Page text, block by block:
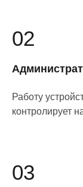
Работу
контролирует
02
03